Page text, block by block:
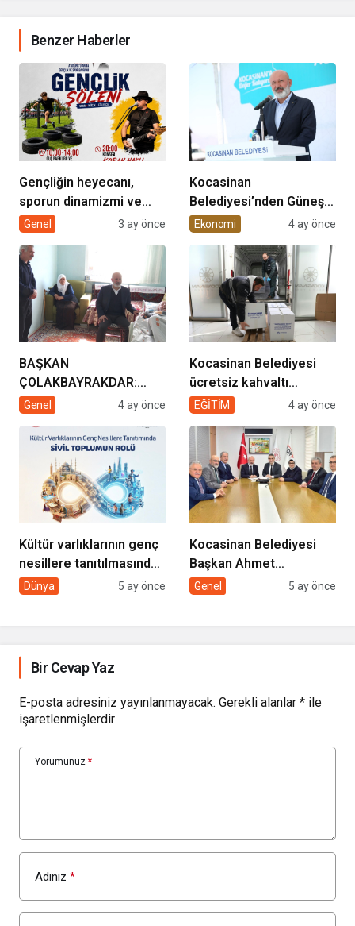
Benzer Haberler
Gençliğin heyecanı,
sporun dinamizmi ve
müziğin coşkusu
geliyor!
Genel 3 ay önce
Kocasinan
Belediyesi’nden Güneş
Enerjisi Hamlesi
Ekonomi 4 ay önce
BAŞKAN
ÇOLAKBAYRAKDAR:
“EVDE SAĞLIK
GÖNÜLLERE
DOKUNUYORUZ”
Genel 4 ay önce
Kocasinan Belediyesi
ücretsiz kahvaltı
desteği projesi
EĞİTİM 4 ay önce
Kültür varlıklarının genç
nesillere tanıtılmasında
sivil toplumun rolü
Dünya 5 ay önce
Kocasinan Belediyesi
Başkan Ahmet
Çolakbayrakdar ile
Genel 5 ay önce
Bir Cevap Yaz
E-posta adresiniz yayınlanmayacak. Gerekli alanlar * ile
işaretlenmişlerdir
Yorumunuz *
Adınız *